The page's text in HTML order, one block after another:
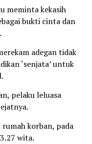
meminta kekasih
bukti cinta dan
adegan tidak
‘senjata’ untuk
pelaku leluasa
korban, pada
wita.